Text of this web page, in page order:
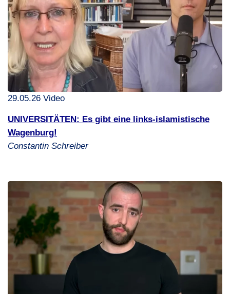
29.05.26 Video
UNIVERSITÄTEN : Es gibt eine links-islamistische
Wagenburg!
Constantin Schreiber